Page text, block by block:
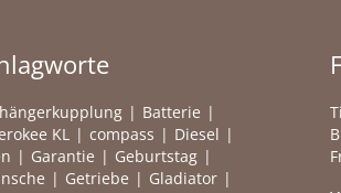
Batterie
KL compass
Diesel
Garantie
Geburtstag
Getriebe
Gladiator